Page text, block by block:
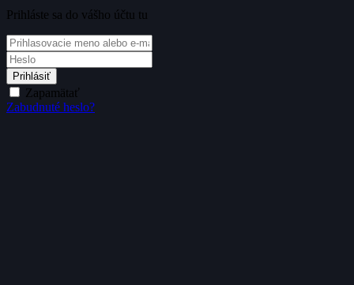
Prihláste sa do vášho účtu tu
Prihlásiť
Zapamätať
Zabudnuté heslo?